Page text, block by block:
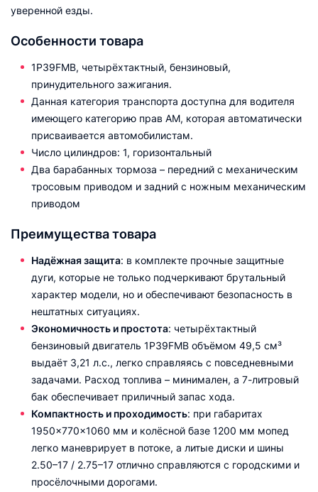
уверенной езды.
Особенности товара
1P39FMB, четырёхтактный, бензиновый,
принудительного зажигания.
Данная категория транспорта доступна для водителя
имеющего категорию прав АМ, которая автоматически
присваивается автомобилистам.
Число цилиндров: 1, горизонтальный
Два барабанных тормоза – передний с механическим
тросовым приводом и задний с ножным механическим
приводом
Преимущества товара
Надёжная защита: в комплекте прочные защитные
дуги, которые не только подчеркивают брутальный
характер модели, но и обеспечивают безопасность в
нештатных ситуациях.
Экономичность и простота: четырёхтактный
бензиновый двигатель 1P39FMB объёмом 49,5 см³
выдаёт 3,21 л.с., легко справляясь с повседневными
задачами. Расход топлива – минимален, а 7-литровый
бак обеспечивает приличный запас хода.
Компактность и проходимость: при габаритах
1950×770×1060 мм и колёсной базе 1200 мм мопед
легко маневрирует в потоке, а литые диски и шины
2.50–17 / 2.75–17 отлично справляются с городскими и
просёлочными дорогами.